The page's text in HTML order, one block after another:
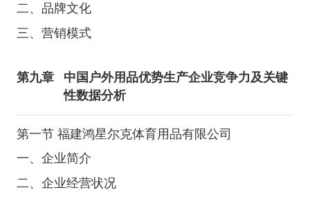
二、品牌文化
三、营销模式
第九章
中国户外用品优势生产企业竞争力及关键
性数据分析
第一节 福建鸿星尔克体育用品有限公司
一、企业简介
二、企业经营状况